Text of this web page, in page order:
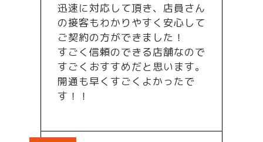
迅速に対応して頂き、店員さん
の接客もわかりやすく安心して
ご契約の方ができました！
すごく信頼のできる店舗なので
すごくおすすめだと思います。
開通も早くすごくよかったで
す！！